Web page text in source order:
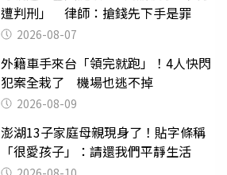
遭判刑」 律師：搶錢先下手是罪
2026-08-07
外籍車手來台「領完就跑」！4人快閃
犯案全栽了 機場也逃不掉
2026-08-09
澎湖13子家庭母親現身了！貼字條稱
「很愛孩子」：請還我們平靜生活